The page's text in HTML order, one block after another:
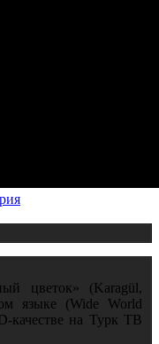
цветок» (Karagül,
языке (Wide World
качестве на Турк ТВ